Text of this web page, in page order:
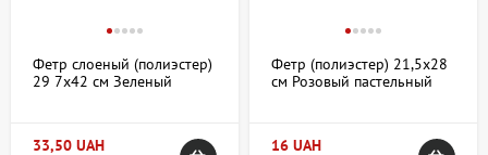
создания объемных деталей;
Цветные листы с насыщенными оттенками для
больших полотен, что удобно для масштабных работ.
Фетр слоеный (полиэстер)
29 7х42 см Зеленый
33,50 UAH
Фетр (полиэстер) 21,5х28
см Розовый пастельный
16 UAH